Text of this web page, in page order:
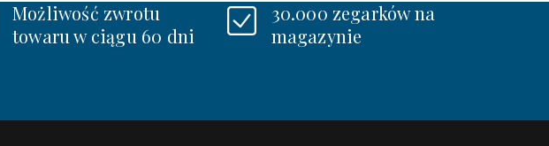
Możliwość zwrotu
towaru w ciągu 60 dni
30.000 zegarków na
magazynie